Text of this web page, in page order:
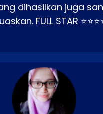
dihasilkan juga
FULL STAR